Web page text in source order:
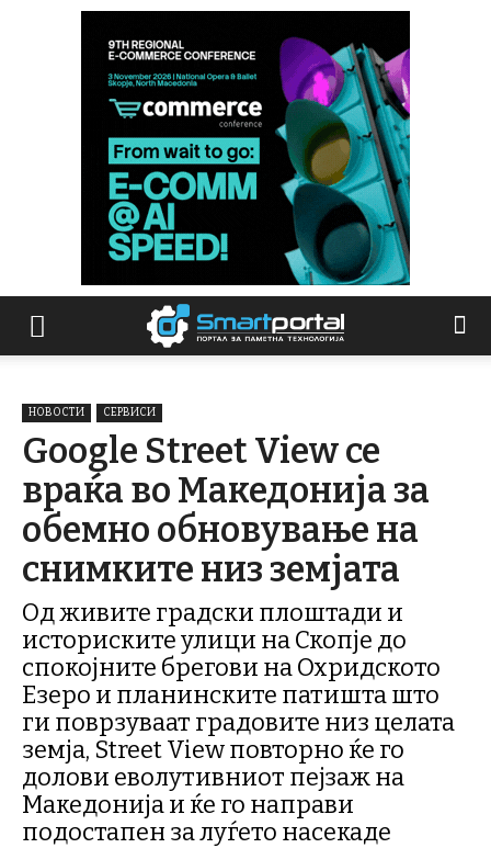
НОВОСТИ СЕРВИСИ
Google Street View се
враќа во Македонија за
обемно обновување на
снимките низ земјата
Од живите градски плоштади и
историските улици на Скопје до
спокојните брегови на Охридското
Езеро и планинските патишта што
ги поврзуваат градовите низ целата
земја, Street View повторно ќе го
долови еволутивниот пејзаж на
Македонија и ќе го направи
подостапен за луѓето насекаде